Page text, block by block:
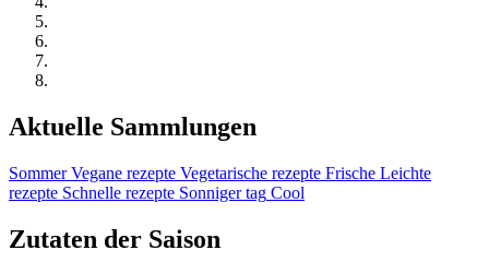
Aktuelle Sammlungen
Sommer Vegane rezepte Vegetarische rezepte Frische Leichte
rezepte Schnelle rezepte Sonniger tag Cool
Zutaten der Saison